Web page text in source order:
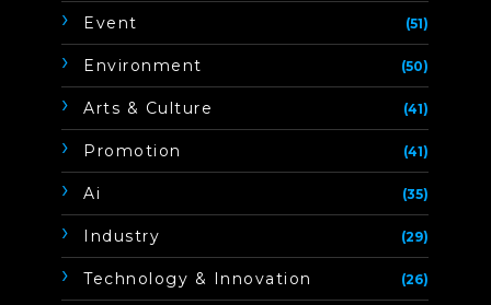
Event (51)
Environment (50)
Arts & Culture (41)
Promotion (41)
Ai (35)
Industry (29)
Technology & Innovation (26)